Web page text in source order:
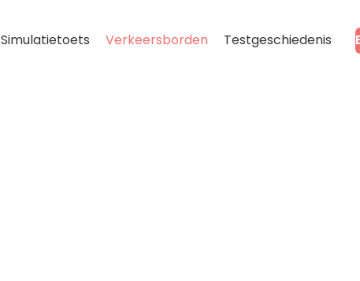
Simulatietoets Verkeersborden Testgeschiedenis